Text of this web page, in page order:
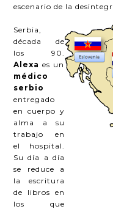
escenario de la
Serbia,
década de
los 90.
Alexaes un
médico
serbio
entregado
en cuerpo y
alma a su
trabajo en
el hospital.
Su día a día
se reduce a
la escritura
de libros en
los que